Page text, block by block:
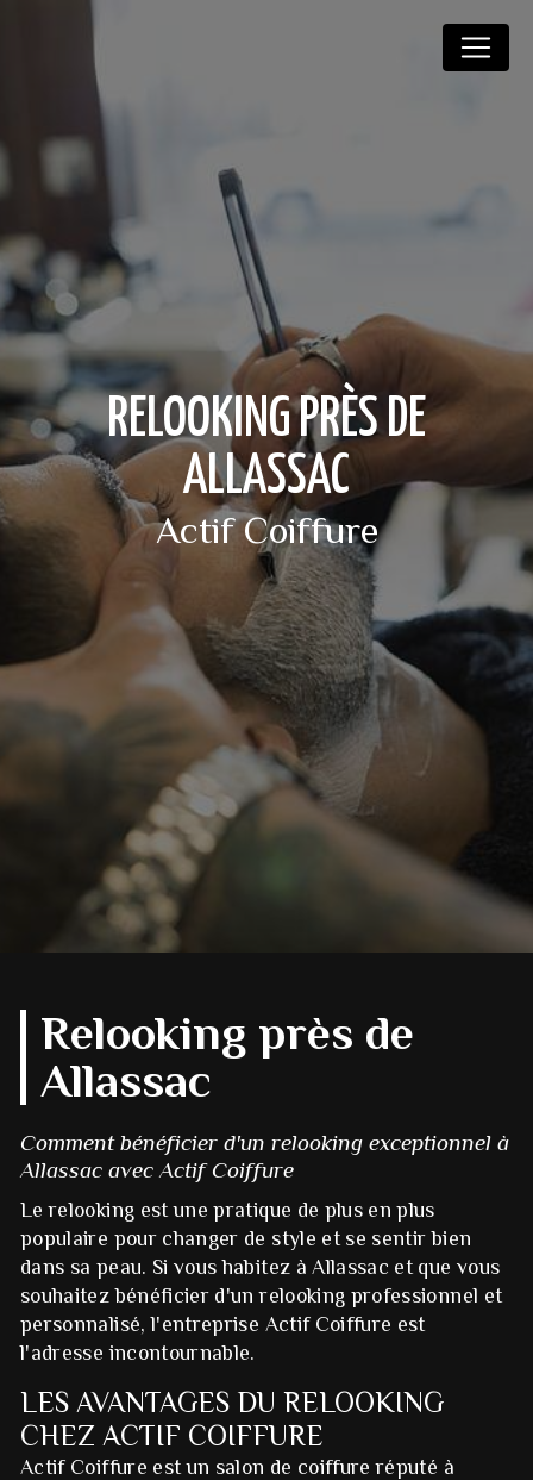
RELOOKING PRÈS DE
ALLASSAC
Actif Coiffure
Relooking près de
Allassac
Comment bénéficier d'un relooking exceptionnel à
Allassac avec Actif Coiffure
Le relooking est une pratique de plus en plus
populaire pour changer de style et se sentir bien
dans sa peau. Si vous habitez à Allassac et que vous
souhaitez bénéficier d'un relooking professionnel et
personnalisé, l'entreprise Actif Coiffure est
l'adresse incontournable.
LES AVANTAGES DU RELOOKING
CHEZ ACTIF COIFFURE
Actif Coiffure est un salon de coiffure réputé à